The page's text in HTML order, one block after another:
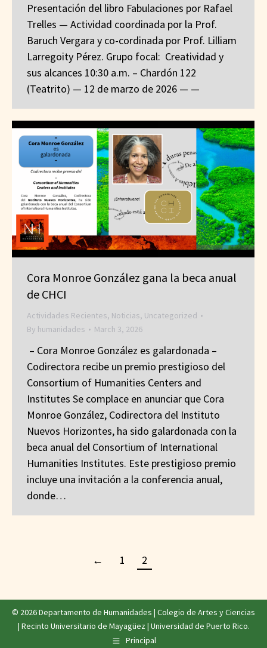
Presentación del libro Fabulaciones por Rafael
Trelles — Actividad coordinada por la Prof.
Baruch Vergara y co-cordinada por Prof. Lilliam
Larregoity Pérez. Grupo focal: Creatividad y
sus alcances 10:30 a.m. – Chardón 122
(Teatrito) — 12 de marzo de 2026 — —
Cora Monroe González gana la beca anual
de CHCI
Actividades Recientes, Noticias, Uncategorized
By humanidades March 3, 2026
– Cora Monroe González es galardonada –
Codirectora recibe un premio prestigioso del
Consortium of Humanities Centers and
Institutes Se complace en anunciar que Cora
Monroe González, Codirectora del Instituto
Nuevos Horizontes, ha sido galardonada con la
beca anual del Consortium of International
Humanities Institutes. Este prestigioso premio
incluye una invitación a la conferencia anual,
donde…
← 1 2
© 2026 Departamento de Humanidades | Colegio de Artes y Ciencias
| Recinto Universitario de Mayagüez| Universidad de Puerto Rico.
Principal